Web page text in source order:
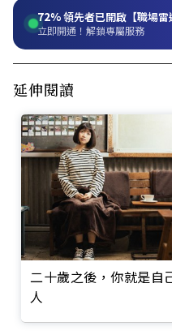
72%領先者已開啟【職場雷
立即開通！解鎖專屬服務
延伸閱讀
二十歲之後，你就是自
人